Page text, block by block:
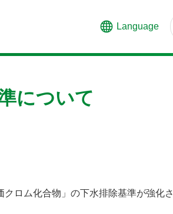
Language
について
ロム化合物」の下水排除基準が強化